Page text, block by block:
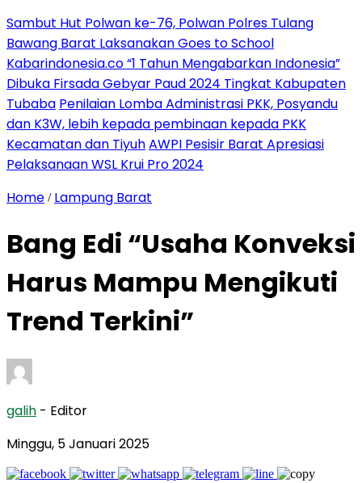
Sambut Hut Polwan ke-76, Polwan Polres Tulang
Bawang Barat Laksanakan Goes to School
Kabarindonesia.co “1 Tahun Mengabarkan Indonesia”
Dibuka Firsada Gebyar Paud 2024 Tingkat Kabupaten
Tubaba Penilaian Lomba Administrasi PKK, Posyandu
dan K3W, lebih kepada pembinaan kepada PKK
Kecamatan dan TiyuhAWPI Pesisir Barat Apresiasi
Pelaksanaan WSL Krui Pro 2024
Home / Lampung Barat
Bang Edi “Usaha Konveksi
Harus Mampu Mengikuti
Trend Terkini”
galih - Editor
Minggu, 5 Januari 2025